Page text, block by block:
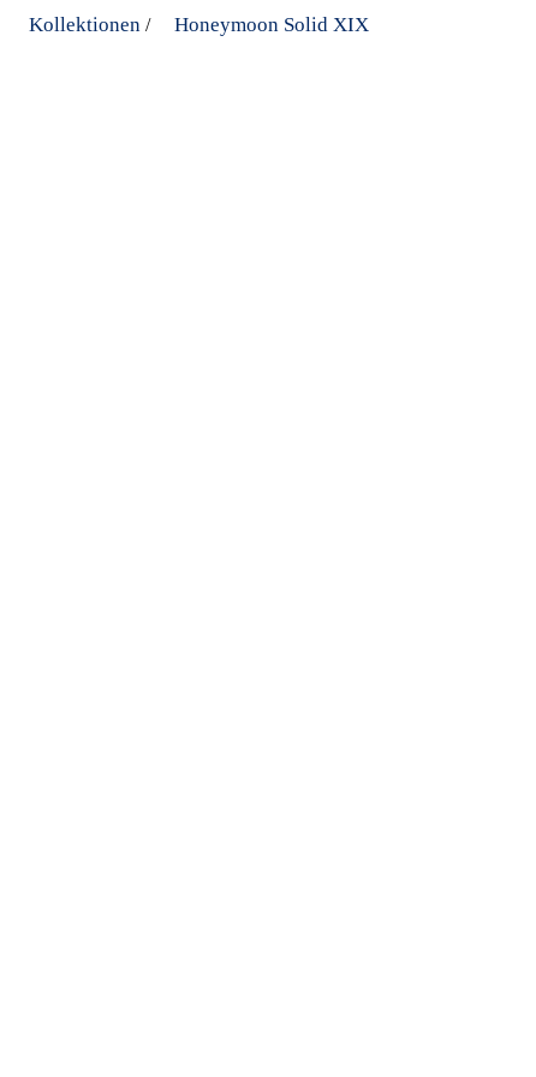
Kollektionen / Honeymoon Solid XIX